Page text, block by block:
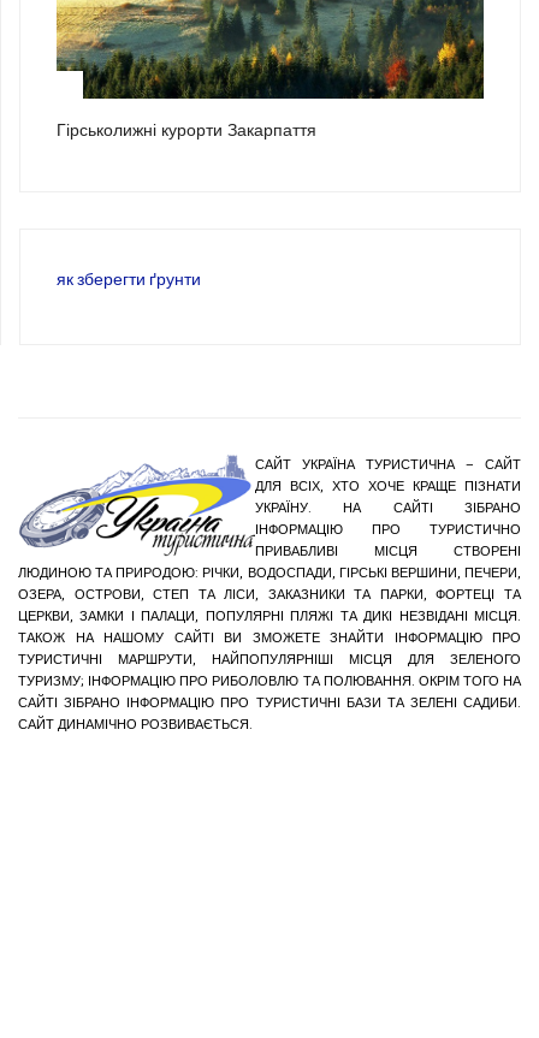
Гірськолижні курорти Закарпаття
як зберегти ґрунти
САЙТ УКРАЇНА ТУРИСТИЧНА – САЙТ
ДЛЯ ВСІХ, ХТО ХОЧЕ КРАЩЕ ПІЗНАТИ
УКРАЇНУ. НА САЙТІ ЗІБРАНО
ІНФОРМАЦІЮ ПРО ТУРИСТИЧНО
ПРИВАБЛИВІ МІСЦЯ СТВОРЕНІ
ЛЮДИНОЮ ТА ПРИРОДОЮ: РІЧКИ, ВОДОСПАДИ, ГІРСЬКІ ВЕРШИНИ, ПЕЧЕРИ,
ОЗЕРА, ОСТРОВИ, СТЕП ТА ЛІСИ, ЗАКАЗНИКИ ТА ПАРКИ, ФОРТЕЦІ ТА
ЦЕРКВИ, ЗАМКИ І ПАЛАЦИ, ПОПУЛЯРНІ ПЛЯЖІ ТА ДИКІ НЕЗВІДАНІ МІСЦЯ.
ТАКОЖ НА НАШОМУ САЙТІ ВИ ЗМОЖЕТЕ ЗНАЙТИ ІНФОРМАЦІЮ ПРО
ТУРИСТИЧНІ МАРШРУТИ, НАЙПОПУЛЯРНІШІ МІСЦЯ ДЛЯ ЗЕЛЕНОГО
ТУРИЗМУ; ІНФОРМАЦІЮ ПРО РИБОЛОВЛЮ ТА ПОЛЮВАННЯ. ОКРІМ ТОГО НА
САЙТІ ЗІБРАНО ІНФОРМАЦІЮ ПРО ТУРИСТИЧНІ БАЗИ ТА ЗЕЛЕНІ САДИБИ.
САЙТ ДИНАМІЧНО РОЗВИВАЄТЬСЯ.